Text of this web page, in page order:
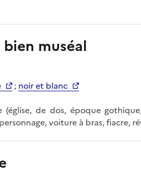
muséal
; noir et blanc
de dos, époque
voiture à bras, fiacre,